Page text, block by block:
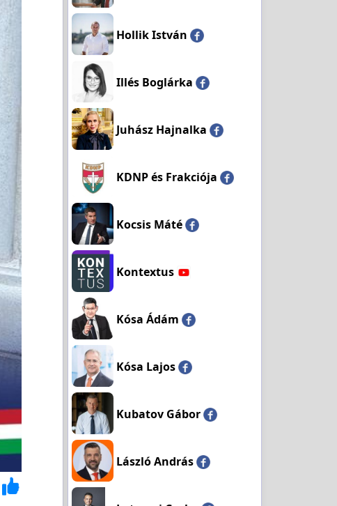
Hollik István
Illés Boglárka
Juhász Hajnalka
KDNP és Frakciója
Kocsis Máté
Kontextus
Kósa Ádám
Kósa Lajos
Kubatov Gábor
László András